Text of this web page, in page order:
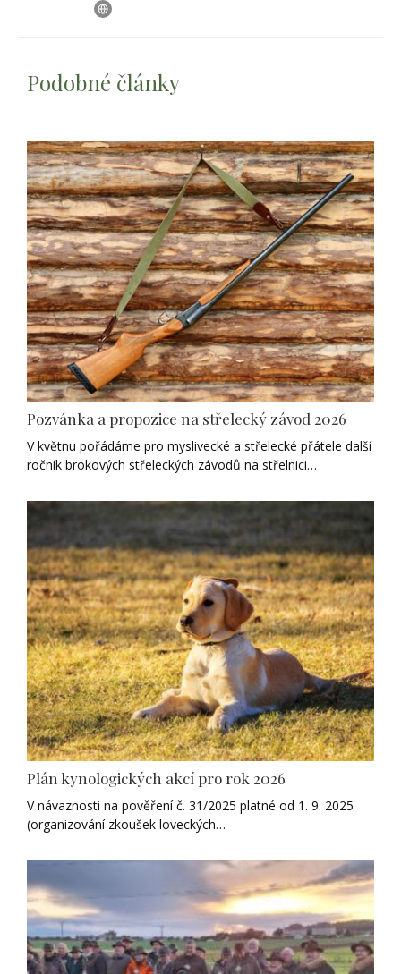
Podobné články
Pozvánka a propozice na střelecký závod 2026
V květnu pořádáme pro myslivecké a střelecké přátele další
ročník brokových střeleckých závodů na střelnici…
Plán kynologických akcí pro rok 2026
V návaznosti na pověření č. 31/2025 platné od 1. 9. 2025
(organizování zkoušek loveckých…